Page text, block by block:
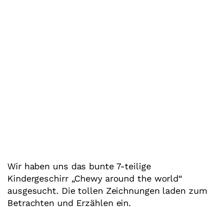
Wir haben uns das bunte 7-teilige
Kindergeschirr „Chewy around the world“
ausgesucht. Die tollen Zeichnungen laden zum
Betrachten und Erzählen ein.